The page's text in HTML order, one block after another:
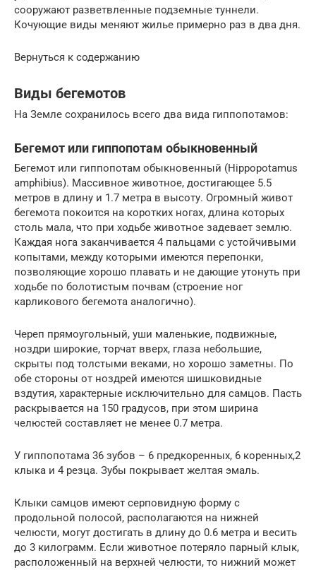
сооружают разветвленные подземные туннели.
Кочующие виды меняют жилье примерно раз в два дня.
Вернуться к содержанию
Виды бегемотов
На Земле сохранилось всего два вида гиппопотамов:
Бегемот или гиппопотам обыкновенный
Бегемот или гиппопотам обыкновенный (Hippopotamus
amphibius). Массивное животное, достигающее 5.5
метров в длину и 1.7 метра в высоту. Огромный живот
бегемота покоится на коротких ногах, длина которых
столь мала, что при ходьбе животное задевает землю.
Каждая нога заканчивается 4 пальцами с устойчивыми
копытами, между которыми имеются перепонки,
позволяющие хорошо плавать и не дающие утонуть при
ходьбе по болотистым почвам (строение ног
карликового бегемота аналогично).
Череп прямоугольный, уши маленькие, подвижные,
ноздри широкие, торчат вверх, глаза небольшие,
скрыты под толстыми веками, но хорошо заметны. По
обе стороны от ноздрей имеются шишковидные
вздутия, характерные исключительно для самцов. Пасть
раскрывается на 150 градусов, при этом ширина
челюстей составляет не менее 0.7 метра.
У гиппопотама 36 зубов – 6 предкоренных, 6 коренных,2
клыка и 4 резца. Зубы покрывает желтая эмаль.
Клыки самцов имеют серповидную форму с
продольной полосой, располагаются на нижней
челюсти, могут достигать в длину до 0.6 метра и весить
до 3 килограмм. Если животное потеряло парный клык,
расположенный на верхней челюсти, то нижний может